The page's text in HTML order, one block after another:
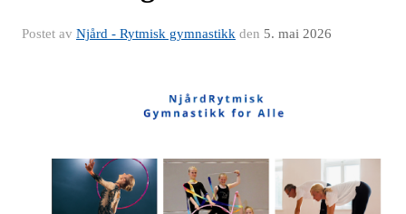
Postet av Njård - Rytmisk gymnastikk den 5. mai 2026